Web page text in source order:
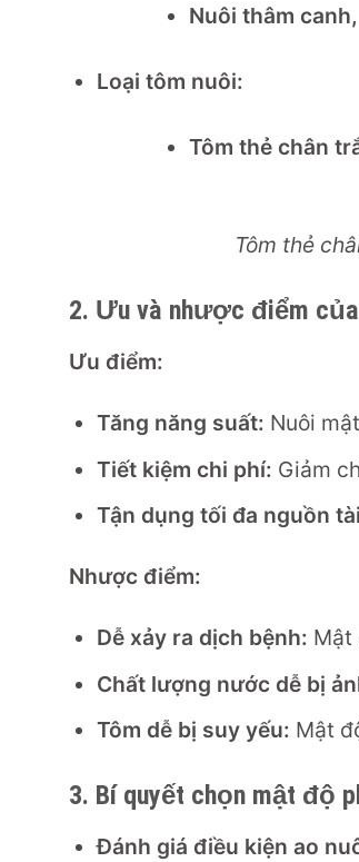
Nuôi thâm
Loại tôm nuôi:
Tôm thẻ chân
Tôm thẻ
2. Ưu và nhược điểm
Ưu điểm:
Tăng năng suất: Nuôi
Tiết kiệm chi phí: Giảm
Tận dụng tối đa nguồn
Nhược điểm:
Dễ xảy ra dịch bệnh: Mật
Chất lượng nước dễ bị
Tôm dễ bị suy yếu: Mật
3. Bí quyết chọn mật độ
Đánh giá điều kiện ao